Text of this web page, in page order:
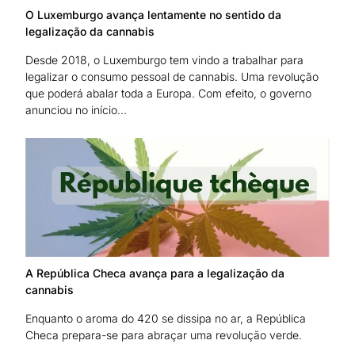
O Luxemburgo avança lentamente no sentido da
legalização da cannabis
Desde 2018, o Luxemburgo tem vindo a trabalhar para
legalizar o consumo pessoal de cannabis. Uma revolução
que poderá abalar toda a Europa. Com efeito, o governo
anunciou no início...
A República Checa avança para a legalização da
cannabis
Enquanto o aroma do 420 se dissipa no ar, a República
Checa prepara-se para abraçar uma revolução verde.